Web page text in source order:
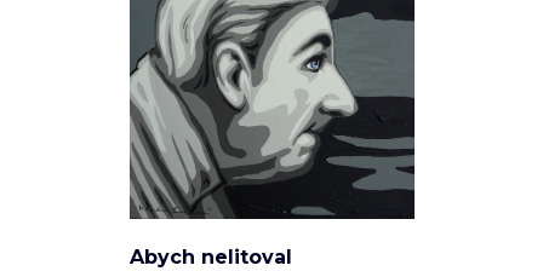
Abych nelitoval